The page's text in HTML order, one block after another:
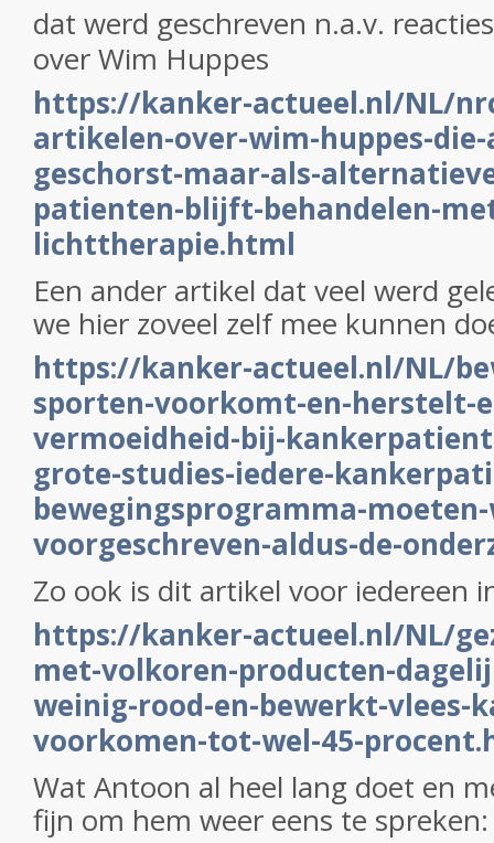
dat werd geschreven n.a.v.
over Wim Huppes
https://kanker-actueel.nl/NL/
artikelen-over-wim-huppes-
geschorst-maar-als-
patienten-blijft-behandelen-
lichttherapie.html
Een ander artikel dat veel werd
we hier zoveel zelf mee kunnen
https://kanker-actueel.nl/NL/
sporten-voorkomt-en-herstelt-
vermoeidheid-bij-
grote-studies-iedere-
bewegingsprogramma-
voorgeschreven-aldus-de-
Zo ook is dit artikel voor iedereen
https://kanker-actueel.nl/NL/
met-volkoren-producten-
weinig-rood-en-bewerkt-vlees-
voorkomen-tot-wel-45-
Wat Antoon al heel lang doet en
fijn om hem weer eens te